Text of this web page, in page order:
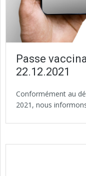
Passe
22.12.2021
Conformément au
2021, nous